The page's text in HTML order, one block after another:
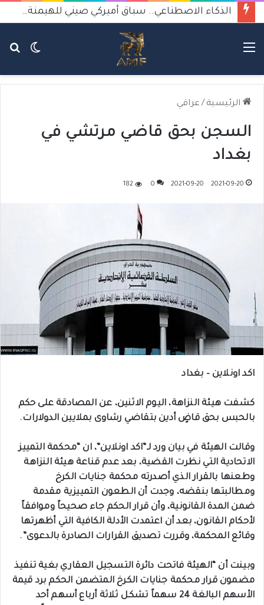
الذكاء الاصطناعي.. سباق أميركي صيني للهيمنة يثير القلق
الوضع
القائمة
الرئيسية / عراقي
السجن بحق قاضي مرتشي في
بغداد
2021-09-20
2021-09-20
0
182
اكد اونلاين – بغداد
كشفت هيئة النزاهة، اليوم الاثنين، عن المصادقة على حكم
بالحبس بحق قاضٍ أدين بتقاضي رشاوى بملايين الدولارات.
وقالت الهيئة في بيان ورد لـ”اكد اونلاين”، ان “محكمة التمييز
الاتحادية التي نظرت القضية، بعد عدم قناعة هيئة النزاهة
وطعنها بالقرار الذي أصدرته محكمة جنايات الكرخ
ومطالبتها بنقضه، وجدت أن الطعون التمييزية مقدمة
ضمن المدة القانونية، وأن قرار الحكم جاء صحيحاً وموافقاً
لأحكام القانون، بعد أن اعتمدت الأدلة الكافية التي أظهرتها
وقائع المحكمة، وقررت تصديق القرارات الصادرة بالدعوى”.
وبينت أن “الهيئة فاتحت دائرة التسجيل العقاري بغية تنفيذ
مضمون قرار محكمة جنايات الكرخ المتضمن الحكم برد قيمة
الأسهم البالغة 24 سهماً تشكـل ثلاثة أرباع أسهم أحد